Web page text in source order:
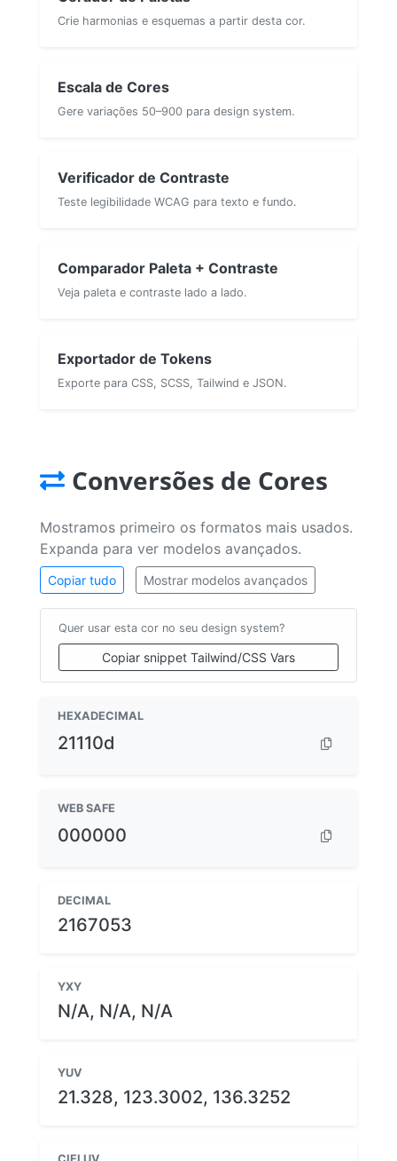
Crie harmonias e esquemas a partir desta cor.
Escala de Cores
Gere variações 50–900 para design system.
Verificador de Contraste
Teste legibilidade WCAG para texto e fundo.
Comparador Paleta + Contraste
Veja paleta e contraste lado a lado.
Exportador de Tokens
Exporte para CSS, SCSS, Tailwind e JSON.
Conversões de Cores
Mostramos primeiro os formatos mais usados.
Expanda para ver modelos avançados.
Copiar tudo Mostrar modelos avançados
Quer usar esta cor no seu design system?
Copiar snippet Tailwind/CSS Vars
HEXADECIMAL
21110d
WEB SAFE
000000
DECIMAL
2167053
YXY
N/A, N/A, N/A
YUV
21.328, 123.3002, 136.3252
CIELUV